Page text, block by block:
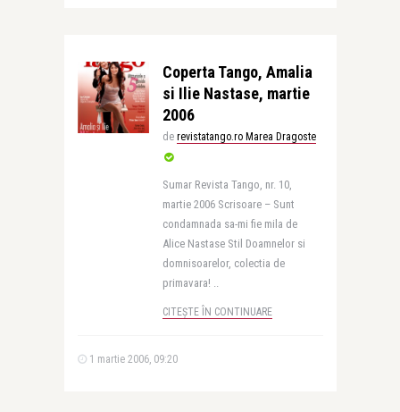
Coperta Tango, Amalia
si Ilie Nastase, martie
2006
de revistatango.ro Marea Dragoste
Sumar Revista Tango, nr. 10,
martie 2006 Scrisoare – Sunt
condamnada sa-mi fie mila de
Alice Nastase Stil Doamnelor si
domnisoarelor, colectia de
primavara! ..
CITEȘTE ÎN CONTINUARE
1 martie 2006, 09:20